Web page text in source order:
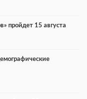
пройдет 15 августа